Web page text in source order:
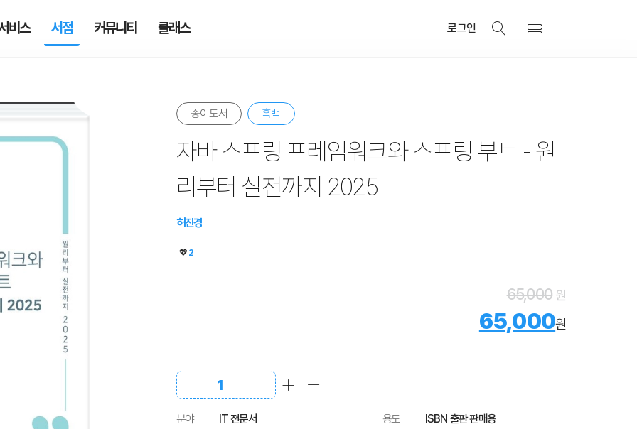
로그인
비스 서점 커뮤니티 클래스
종이도서 흑백
자바 스프링 프레임워크와 스프링 부트 - 원
리부터 실전까지 2025
허진경
💖 2
65,000 원
65,000원
분야 IT 전문서 용도
ISBN 출판 판매용